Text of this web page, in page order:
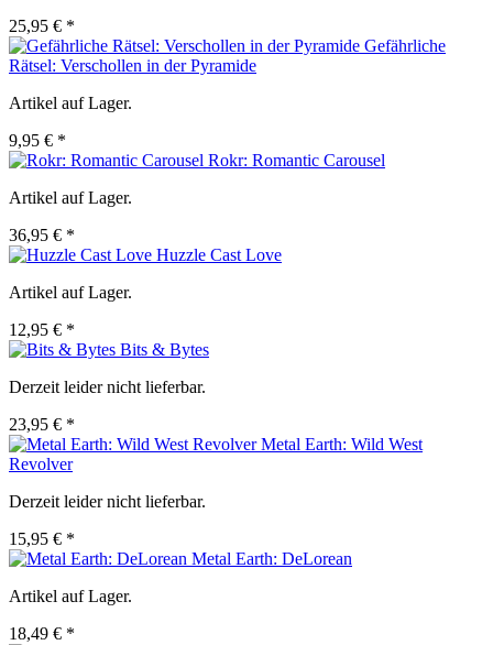
25,95 € *
Gefährliche
Rätsel: Verschollen in der Pyramide
Artikel auf Lager.
9,95 € *
Rokr: Romantic Carousel
Artikel auf Lager.
36,95 € *
Huzzle Cast Love
Artikel auf Lager.
12,95 € *
Bits & Bytes
Derzeit leider nicht lieferbar.
23,95 € *
Metal Earth: Wild West
Revolver
Derzeit leider nicht lieferbar.
15,95 € *
Metal Earth: DeLorean
Artikel auf Lager.
18,49 € *